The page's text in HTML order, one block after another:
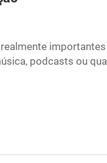
podcasts ou
o ruído
que se utilizam